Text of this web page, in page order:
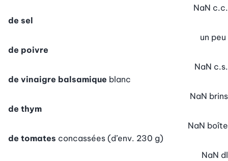
de sel
NaN c.c.
de poivre
un peu
de vinaigre balsamique blanc
NaN c.s.
de thym
NaN brins
de tomates concassées (d’env. 230 g)
NaN boîte
NaN dl